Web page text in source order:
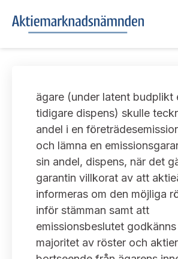
Om oss
Vårt uppdrag
Informationsgivning
Arbetssätt och jävsfrågor
Stadgar
Arbetsordning
UTTALANDEN
Om nämndens uttalanden
Framställningar och konsultation
Uttalanden sorterade efter
Samtliga uttalanden sorterade årsvis
TAKEOVER-REGLER
Takeover-regler för reglerade
handelsplattformar
AKTUELLT
Nyheter och pressmeddelanden
Prenumerera
KONTAKT
Kontakt angående ansökningar och
ägare (under latent budplikt
tidigare dispens) skulle
andel i en
och lämna en
sin andel, dispens, när det
garantin villkorat av att
informeras om den möjliga
inför stämman samt att
emissionsbeslutet
majoritet av röster och